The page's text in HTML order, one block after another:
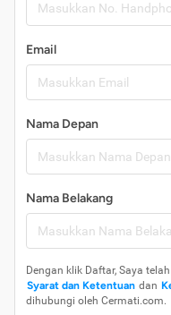
Email
Nama Depan
Nama Belakang
Dengan klik Daftar, Saya
Syarat dan Ketentuan dan
dihubungi oleh Cermati.com.